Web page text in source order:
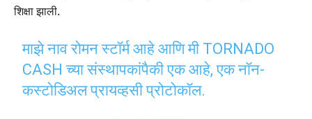
शिक्षा झाली.
माझे नाव रोमन स्टॉर्म आहे आणि मी TORNADO
CASH च्या संस्थापकांपैकी एक आहे, एक नॉन-
कस्टोडिअल प्रायव्हसी प्रोटोकॉल.